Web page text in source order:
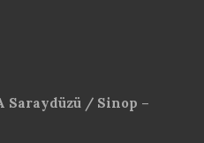
Saraydüzü / Sinop –